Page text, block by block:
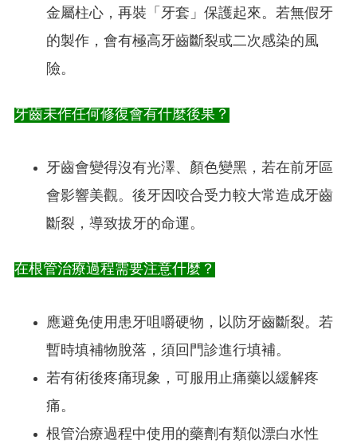
金屬柱心，再裝「牙套」保護起來。若無假牙
的製作，會有極高牙齒斷裂或二次感染的風
險。
牙齒未作任何修復會有什麼後果？
牙齒會變得沒有光澤、顏色變黑，若在前牙區
會影響美觀。後牙因咬合受力較大常造成牙齒
斷裂，導致拔牙的命運。
在根管治療過程需要注意什麼？
應避免使用患牙咀嚼硬物，以防牙齒斷裂。若
暫時填補物脫落，須回門診進行填補。
若有術後疼痛現象，可服用止痛藥以緩解疼
痛。
根管治療過程中使用的藥劑有類似漂白水性